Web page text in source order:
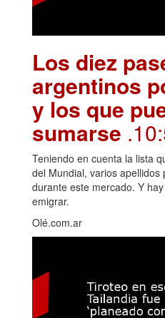
Los diez
argentinos
y los que
sumarse
Teniendo en cuenta la lista
del Mundial, varios
durante este mercado. Y
emigrar.
Olé.com.ar